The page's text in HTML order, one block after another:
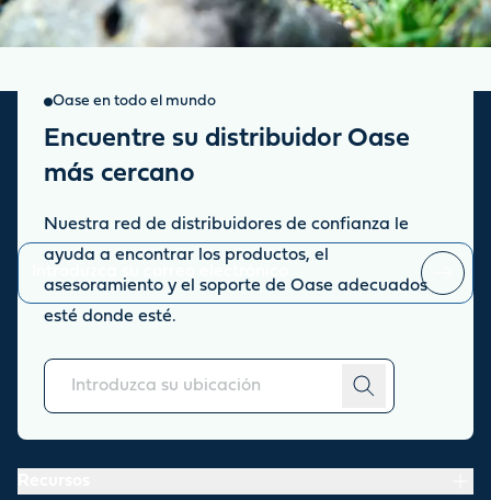
Oase en todo el mundo
Encuentre su distribuidor Oase
más cercano
Nuestra red de distribuidores de confianza le
ayuda a encontrar los productos, el
asesoramiento y el soporte de Oase adecuados
esté donde esté.
Suscripción a novedades y
promociones
Manténgase informado sobre las últimas noticias y novedades.
Puede darse de baja en cualquier momento.
Acerca de